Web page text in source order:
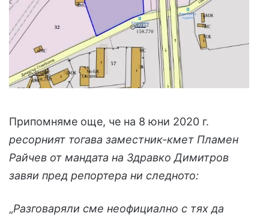
Припомняме още, че на 8 юни 2020 г.
ресорният тогава заместник-кмет Пламен
Райчев от мандата на Здравко Димитров
завяи пред репортера ни следното:
„Разговаряли сме неофициално с тях да